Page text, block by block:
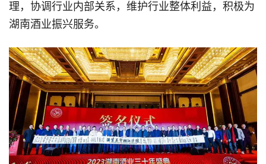
理，协调行业内部关系，维护行业整体利益，积极为
湖南酒业振兴服务。